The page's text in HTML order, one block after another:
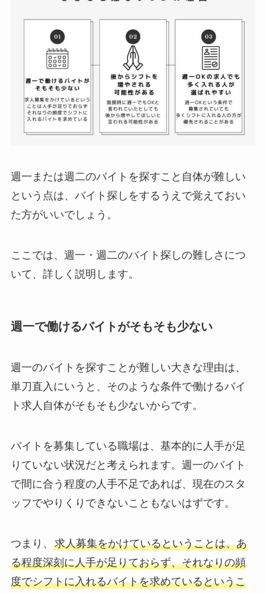
週一または週二のバイトを探すこと自体が難しい
という点は、バイト探しをするうえで覚えておい
た方がいいでしょう。
ここでは、週一・週二のバイト探しの難しさにつ
いて、詳しく説明します。
週一で働けるバイトがそもそも少ない
週一のバイトを探すことが難しい大きな理由は、
単刀直入にいうと、そのような条件で働けるバイ
ト求人自体がそもそも少ないからです。
バイトを募集している職場は、基本的に人手が足
りていない状況だと考えられます。週一のバイト
で間に合う程度の人手不足であれば、現在のスタ
ッフでやりくりできないこともないはずです。
つまり、 求人募集をかけているということは、あ
る程度深刻に人手が足りておらず、それなりの頻
度でシフトに入れるバイトを求めているというこ